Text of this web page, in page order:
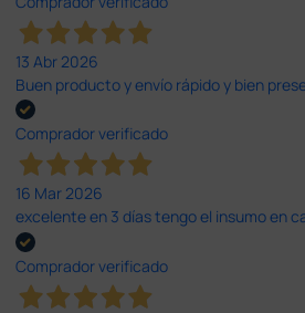
13 Abr 2026
Buen producto y envío rápido y bien
Comprador verificado
16 Mar 2026
excelente en 3 días tengo el insumo en
Comprador verificado